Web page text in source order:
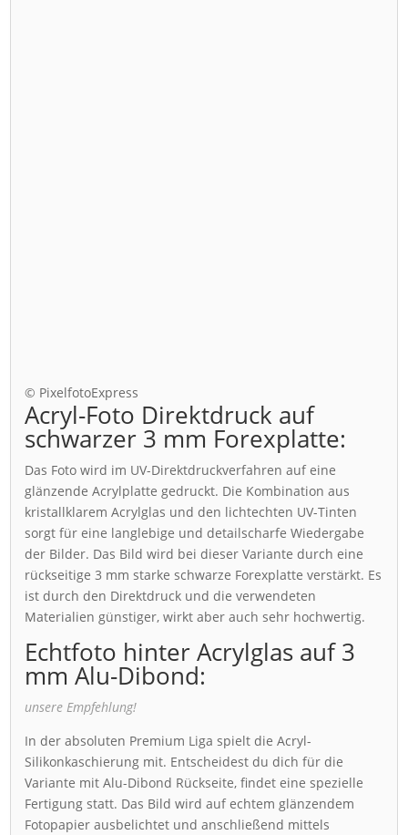
© PixelfotoExpress
Acryl-Foto Direktdruck auf
schwarzer 3 mm Forexplatte:
Das Foto wird im UV-Direktdruckverfahren auf eine
glänzende Acrylplatte gedruckt. Die Kombination aus
kristallklarem Acrylglas und den lichtechten UV-Tinten
sorgt für eine langlebige und detailscharfe Wiedergabe
der Bilder. Das Bild wird bei dieser Variante durch eine
rückseitige 3 mm starke schwarze Forexplatte verstärkt. Es
ist durch den Direktdruck und die verwendeten
Materialien günstiger, wirkt aber auch sehr hochwertig.
Echtfoto hinter Acrylglas auf 3
mm Alu-Dibond:
unsere Empfehlung!
In der absoluten Premium Liga spielt die Acryl-
Silikonkaschierung mit. Entscheidest du dich für die
Variante mit Alu-Dibond Rückseite, findet eine spezielle
Fertigung statt. Das Bild wird auf echtem glänzendem
Fotopapier ausbelichtet und anschließend mittels